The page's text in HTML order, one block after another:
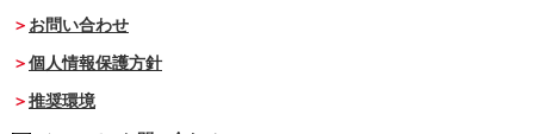
お問い合わせ
個人情報保護方針
推奨環境